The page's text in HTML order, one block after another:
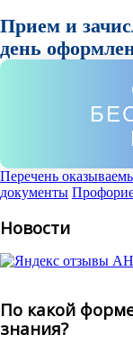
Прием и
день
Перечень
документы
Новости
По какой
знания?